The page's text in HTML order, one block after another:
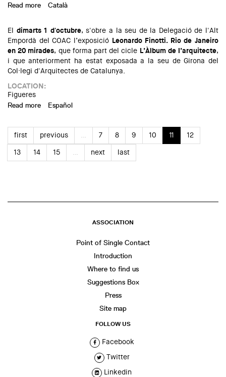
Read more about Exposición: Leonardo Finotti. Rio de Janeiro en 20
Català
El dimarts 1 d'octubre, s'obre a la seu de la Delegació de l'Alt
Empordà del COAC l’exposició Leonardo Finotti. Rio de Janeiro
en 20 mirades, que forma part del cicle L’Àlbum de l’arquitecte,
i que anteriorment ha estat exposada a la seu de Girona del
Col·legi d'Arquitectes de Catalunya.
LOCATION:
Figueres
Read more about Exposició: "Leonardo Finotti. Rio de Janeiro en 20
Español
first previous … 7 8 9 10 11
12
13
14 15 … next last
ASSOCIATION
Point of Single Contact
Introduction
Where to find us
Suggestions Box
Press
Site map
FOLLOW US
Facebook
Twitter
Linkedin